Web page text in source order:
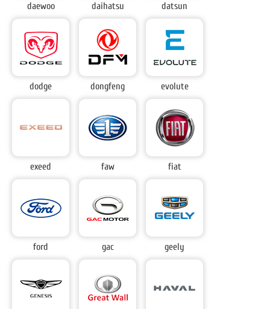
daewoo daihatsu datsun
dodge dongfeng evolute
exeed faw fiat
ford gac geely